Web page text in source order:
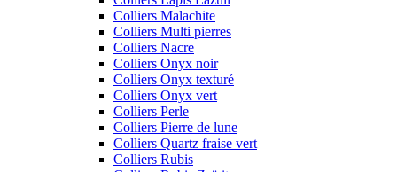
Colliers Malachite
Colliers Multi pierres
Colliers Nacre
Colliers Onyx noir
Colliers Onyx texturé
Colliers Onyx vert
Colliers Perle
Colliers Pierre de lune
Colliers Quartz fraise vert
Colliers Rubis